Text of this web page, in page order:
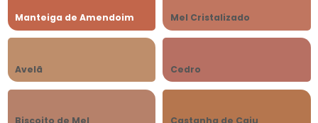
Manteiga de Amendoim Mel Cristalizado
Avelã Cedro